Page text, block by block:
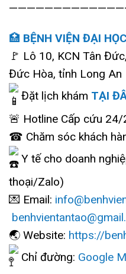
🏥 BỆNH VIỆN ĐẠI
🚩 Lô 10, KCN Tân
Đức Hòa, tỉnh Long An
Đặt lịch khám TẠI
🚨 Hotline Cấp cứu 24/
☎ Chăm sóc khách
Y tế cho doanh
thoại/Zalo)
💌 Email:
🌏 Website: https://
Chỉ đường: Google